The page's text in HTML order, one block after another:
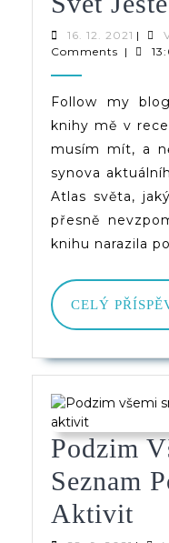
16. 12. 2021 16.
12.
|
Comments |
Follow my
knihy mě v
musím mít, a
synova
Atlas světa,
přesně
knihu narazila
CELÝ
Podzim
Seznam
Aktivit